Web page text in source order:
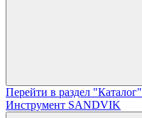
Перейти в раздел "Каталог"
Инструмент SANDVIK